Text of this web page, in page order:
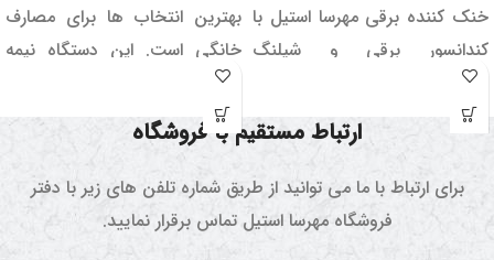
خنک کننده برقی مهرسا استیل با
کندانسور برقی و شیلنگ
سیلیکونی یک مجموعه کامل برای
گلاب گیری و تقطیر عرقیات و
گلاب و ... می باشد.
بهترین انتخاب ها برای مصارف
خانگی است. این دستگاه نیمه
کارگاهی نیازی به خنک کننده
ندارد و بوسیله آبی که در روی
مخروط بیرونی آن قرار می گیرد،
بخار سرد می شود و در نتیجه
میعان روی می دهد.
ارتباط مستقیم با فروشگاه
برای ارتباط با ما می توانید از طریق شماره تلفن های زیر با دفتر
فروشگاه مهرسا استیل تماس برقرار نمایید.